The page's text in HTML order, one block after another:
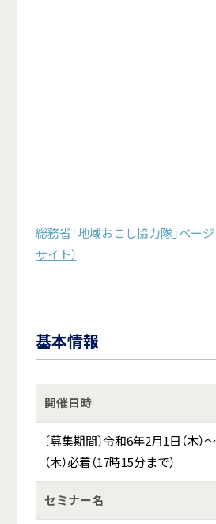
総務省「地域おこし協力隊」ページ
サイト）
基本情報
開催日時
〔募集期間〕令和6年2月1日（木
（木）必着（17時15分まで）
セミナー名